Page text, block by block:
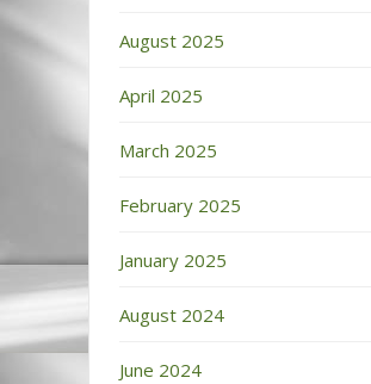
August 2025
April 2025
March 2025
February 2025
January 2025
August 2024
June 2024